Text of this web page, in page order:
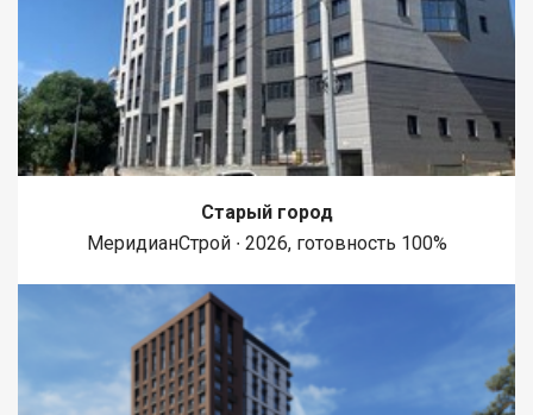
Старый город
МеридианСтрой ∙ 2026, готовность 100%